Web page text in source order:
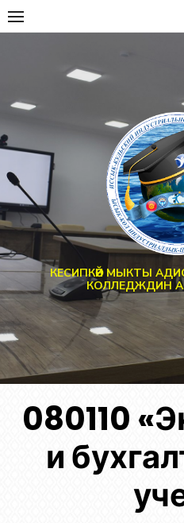
Перейти
к
КЕСИПКӨЙ МЫКТЫ
КОЛЛЕДЖДИН
080110
и